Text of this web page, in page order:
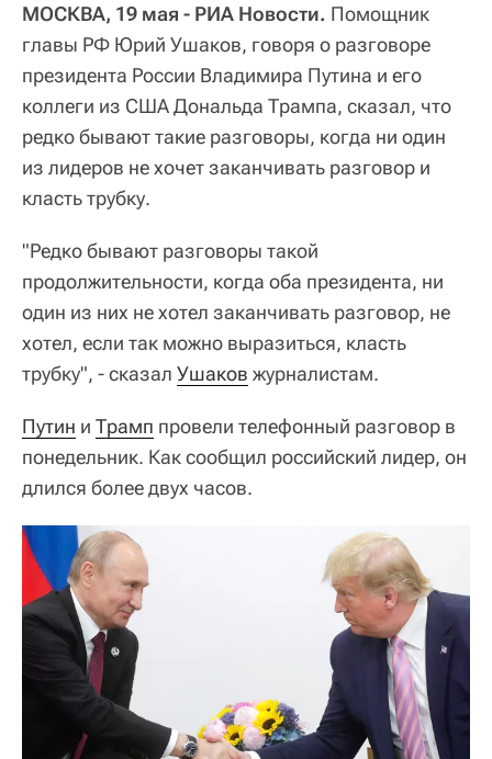
МОСКВА, 19 мая - РИА Новости. Помощник
главы РФ Юрий Ушаков, говоря о разговоре
президента России Владимира Путина и его
коллеги из США Дональда Трампа, сказал, что
редко бывают такие разговоры, когда ни один
из лидеров не хочет заканчивать разговор и
класть трубку.
"Редко бывают разговоры такой
продолжительности, когда оба президента, ни
один из них не хотел заканчивать разговор, не
хотел, если так можно выразиться, класть
трубку", - сказал Ушаков журналистам.
Путин и Трамп провели телефонный разговор в
понедельник. Как сообщил российский лидер, он
длился более двух часов.